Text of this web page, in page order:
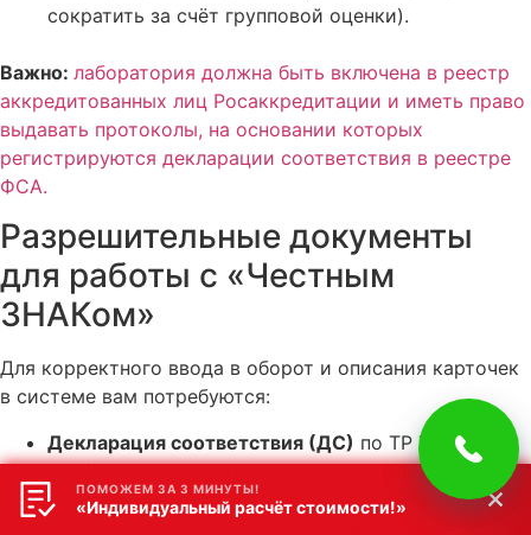
сократить за счёт групповой оценки).
Важно: лаборатория должна быть включена в реестр
аккредитованных лиц Росаккредитации и иметь право
выдавать протоколы, на основании которых
регистрируются декларации соответствия в реестре
ФСА.
Разрешительные документы
для работы с «Честным
ЗНАКом»
Для корректного ввода в оборот и описания карточек
в системе вам потребуются:
Декларация соответствия (ДС) по ТР ТС
034/2013 и сопутствующим техрегламентам. Она
регистрируется в реестре Федеральной службы
ПОМОЖЕМ ЗА 3 МИНУТЫ!
«Индивидуальный расчёт стоимости!»